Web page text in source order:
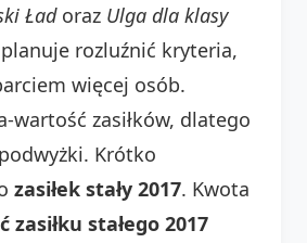
Ładoraz Ulga dla klasy
planuje rozluźnić kryteria,
więcej osób.
wartość zasiłków, dlatego
Krótko
zasiłek stały 2017. Kwota
zasiłku stałego 2017